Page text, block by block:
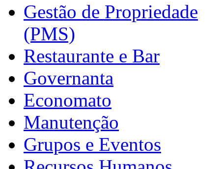
Gestão de Propriedade
(PMS)
Restaurante e Bar
Governanta
Economato
Manutenção
Grupos e Eventos